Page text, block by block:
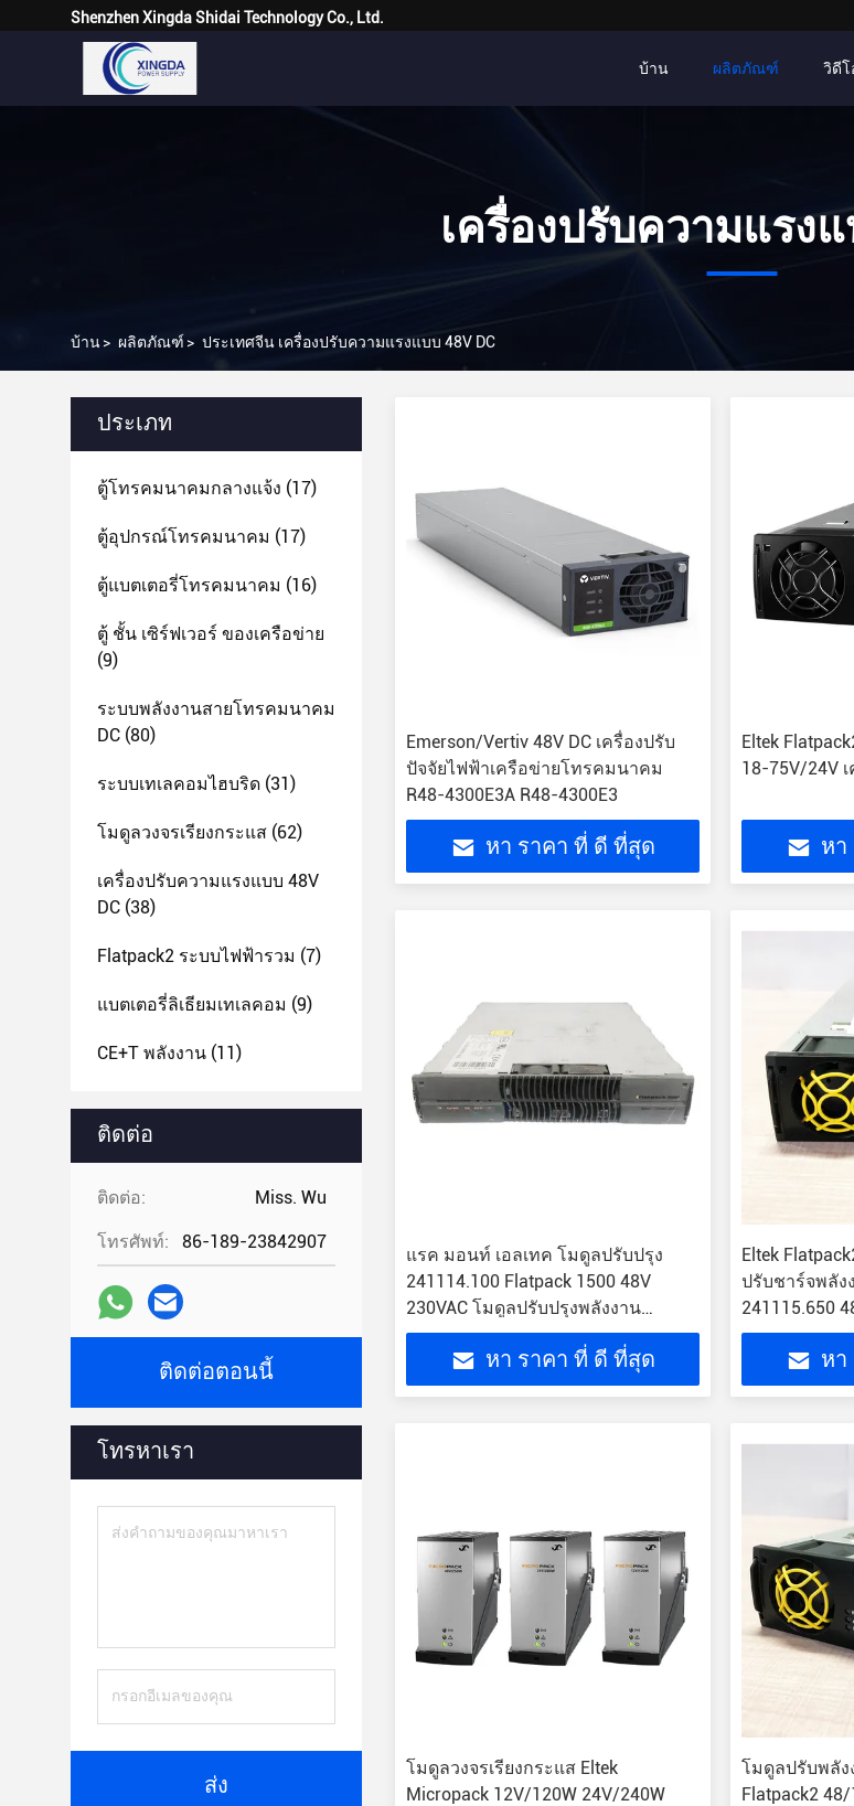
Shenzhen Xingda Shidai Technology Co., Ltd.
บ้าน ผลิตภัณฑ์ วิดีโ
เครื่องปรับความแรงแ
บ้าน> ผลิตภัณฑ์ > ประเทศจีน เครื่องปรับความแรงแบบ 48V DC
ประเภท
ตู้โทรคมนาคมกลางแจ้ง (17)
ตู้อุปกรณ์โทรคมนาคม (17)
ตู้แบตเตอรี่โทรคมนาคม (16)
ตู้ ชั้น เซิร์ฟเวอร์ ของเครือข่าย
(9)
ระบบพลังงานสายโทรคมนาคม
DC (80)
ระบบเทเลคอมไฮบริด (31)
โมดูลวงจรเรียงกระแส (62)
เครื่องปรับความแรงแบบ 48V
DC (38)
Flatpack2 ระบบไฟฟ้ารวม (7)
แบตเตอรี่ลิเธียมเทเลคอม (9)
CE+T พลังงาน (11)
ติดต่อ
ติดต่อ: Miss. Wu
โทรศัพท์: 86-189-23842907
ติดต่อตอนนี้
โทรหาเรา
ส่ง
Emerson/Vertiv 48V DC เครื่องปรับ
ปัจจัยไฟฟ้าเครือข่ายโทรคมนาคม
R48-4300E3A R48-4300E3
หา ราคา ที่ ดี ที่สุด
Eltek
18-75V/24V
หา
แรค มอนท์ เอลเทค โมดูลปรับปรุง
241114.100 Flatpack 1500 48V
230VAC โมดูลปรับปรุงพลังงาน
โทรคมนาคม
หา ราคา ที่ ดี ที่สุด
Eltek
ปรับชาร์จพลัง
241115.650
Flatpack2 48/
หา
โมดูลวงจรเรียงกระแส Eltek
Micropack 12V/120W 24V/240W
โมดูลปรับพลัง
Flatpack2 48/